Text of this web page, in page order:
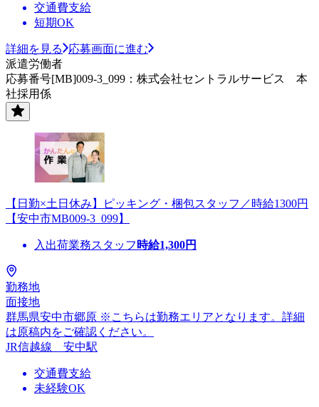
交通費支給
短期OK
詳細を見る
応募画面に進む
派遣労働者
応募番号[MB]009-3_099：株式会社セントラルサービス 本
社採用係
【日勤×土日休み】ピッキング・梱包スタッフ／時給1300円
【安中市MB009-3_099】
入出荷業務スタッフ 時給1,300円
勤務地
面接地
群馬県安中市郷原 ※こちらは勤務エリアとなります。詳細
は原稿内をご確認ください。
JR信越線 安中駅
交通費支給
未経験OK